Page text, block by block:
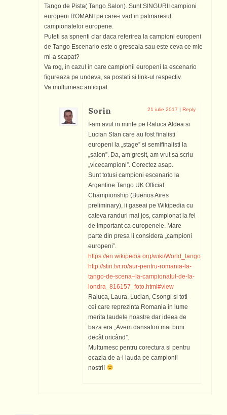
Tango de Pista( Tango Salon). Sunt SINGURII campioni
europeni ROMANI pe care-i vad in palmaresul
campionatelor europene.
Puteti sa spnenti clar daca referirea la campioni europeni
de Tango Escenario este o greseala sau este ceva ce mie
mi-a scapat?
Va rog, in cazul in care campionii europeni la escenario
figureaza pe undeva, sa postati si link-ul respectiv.
Va multumesc anticipat.
Sorin 21 iulie 2017 | Reply
I-am avut in minte pe Raluca Aldea si
Lucian Stan care au fost finalisti
europeni la „stage” si semifinalisti la
„salon”. Da, am gresit, am vrut sa scriu
„vicecampioni”. Corectez asap.
Sunt totusi campioni escenario la
Argentine Tango UK Official
Championship (Buenos Aires
preliminary), ii gaseai pe Wikipedia cu
cateva randuri mai jos, campionat la fel
de important ca europenele. Mare
parte din presa ii considera „campioni
europeni”.
https://en.wikipedia.org/wiki/
http://stiri.tvr.ro/aur-pentru-romania-la-
tango-de-scena–la-campionatul-de-la-
londra_816157_foto.html#view
Raluca, Laura, Lucian, Csongi si toti
cei care reprezinta Romania in lume
merita laudele noastre dar ideea de
baza era „Avem dansatori mai buni
decât oricând”.
Multumesc pentru corectura si pentru
ocazia de a-i lauda pe campionii
nostri!